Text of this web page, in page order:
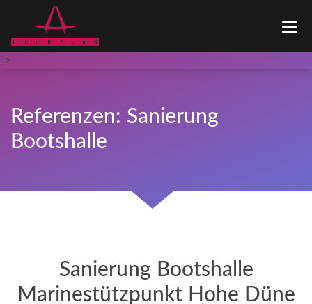
STARTSEITE
LEISTUNGSPROFIL
">
Referenzen: Sanierung
Bootshalle
Sanierung Bootshalle
Marinestützpunkt Hohe Düne